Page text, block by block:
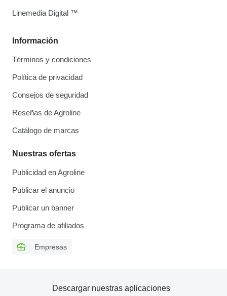
Información
Términos y condiciones
Política de privacidad
Consejos de seguridad
Reseñas de Agroline
Catálogo de marcas
Nuestras ofertas
Publicidad en Agroline
Publicar el anuncio
Publicar un banner
Programa de afiliados
Empresas
Linemedia Digital ™
Descargar nuestras aplicaciones